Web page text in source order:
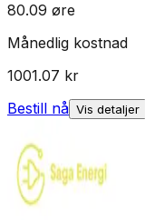
80.09 øre
Månedlig kostnad
1001.07 kr
Bestill nå Vis detaljer